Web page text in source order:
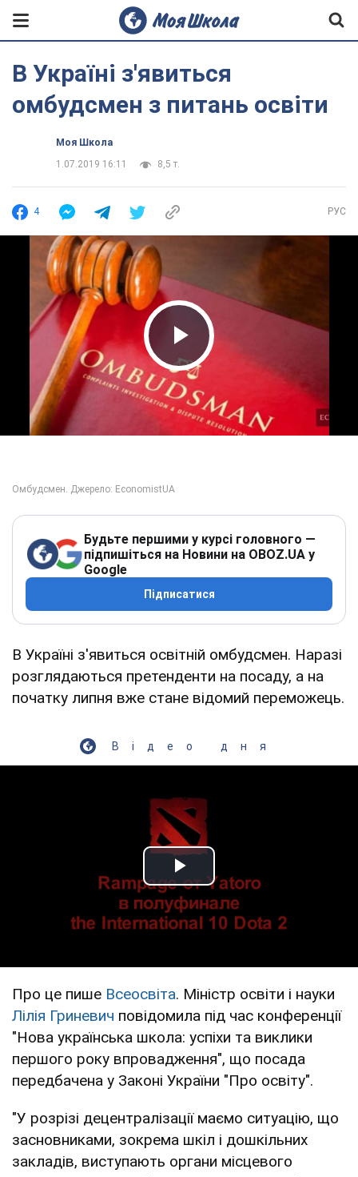
В Україні з'явиться
омбудсмен з питань освіти
Моя Школа
1.07.2019 16:11
8,5 т.
4 РУС
Play Video
Будьте першими у курсі головного —
підпишіться на Новини на OBOZ.UA у
Google
Підписатися
В Україні з'явиться освітній омбудсмен. Наразі
розглядаються претенденти на посаду, а на
початку липня вже стане відомий переможець.
Відео дня
Play Video
Про це пише Всеосвіта. Міністр освіти і науки
Лілія Гриневич повідомила під час конференції
"Нова українська школа: успіхи та виклики
першого року впровадження", що посада
передбачена у Законі України "Про освіту".
"У розрізі децентралізації маємо ситуацію, що
засновниками, зокрема шкіл і дошкільних
закладів, виступають органи місцевого